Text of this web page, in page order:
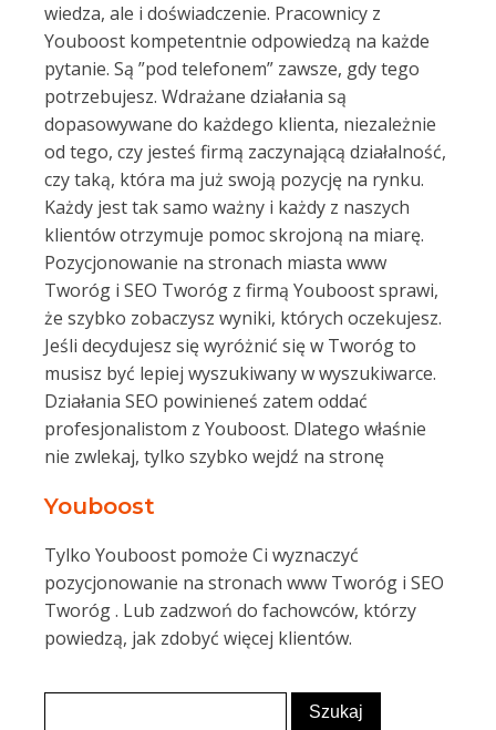
wiedza, ale i doświadczenie. Pracownicy z
Youboost kompetentnie odpowiedzą na każde
pytanie. Są ”pod telefonem” zawsze, gdy tego
potrzebujesz. Wdrażane działania są
dopasowywane do każdego klienta, niezależnie
od tego, czy jesteś firmą zaczynającą działalność,
czy taką, która ma już swoją pozycję na rynku.
Każdy jest tak samo ważny i każdy z naszych
klientów otrzymuje pomoc skrojoną na miarę.
Pozycjonowanie na stronach miasta www
Tworóg i SEO Tworóg z firmą Youboost sprawi,
że szybko zobaczysz wyniki, których oczekujesz.
Jeśli decydujesz się wyróżnić się w Tworóg to
musisz być lepiej wyszukiwany w wyszukiwarce.
Działania SEO powinieneś zatem oddać
profesjonalistom z Youboost. Dlatego właśnie
nie zwlekaj, tylko szybko wejdź na stronę
Youboost
Tylko Youboost pomoże Ci wyznaczyć
pozycjonowanie na stronach www Tworóg i SEO
Tworóg . Lub zadzwoń do fachowców, którzy
powiedzą, jak zdobyć więcej klientów.